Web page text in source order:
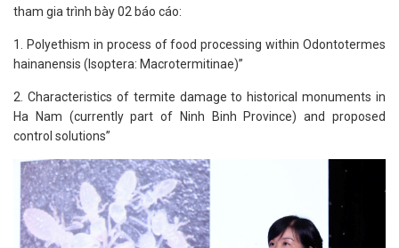
tham gia trình bày 02 báo cáo:
1. Polyethism in process of food processing within Odontotermes
hainanensis (Isoptera: Macrotermitinae)”
2. Characteristics of termite damage to historical monuments in
Ha Nam (currently part of Ninh Binh Province) and proposed
control solutions”